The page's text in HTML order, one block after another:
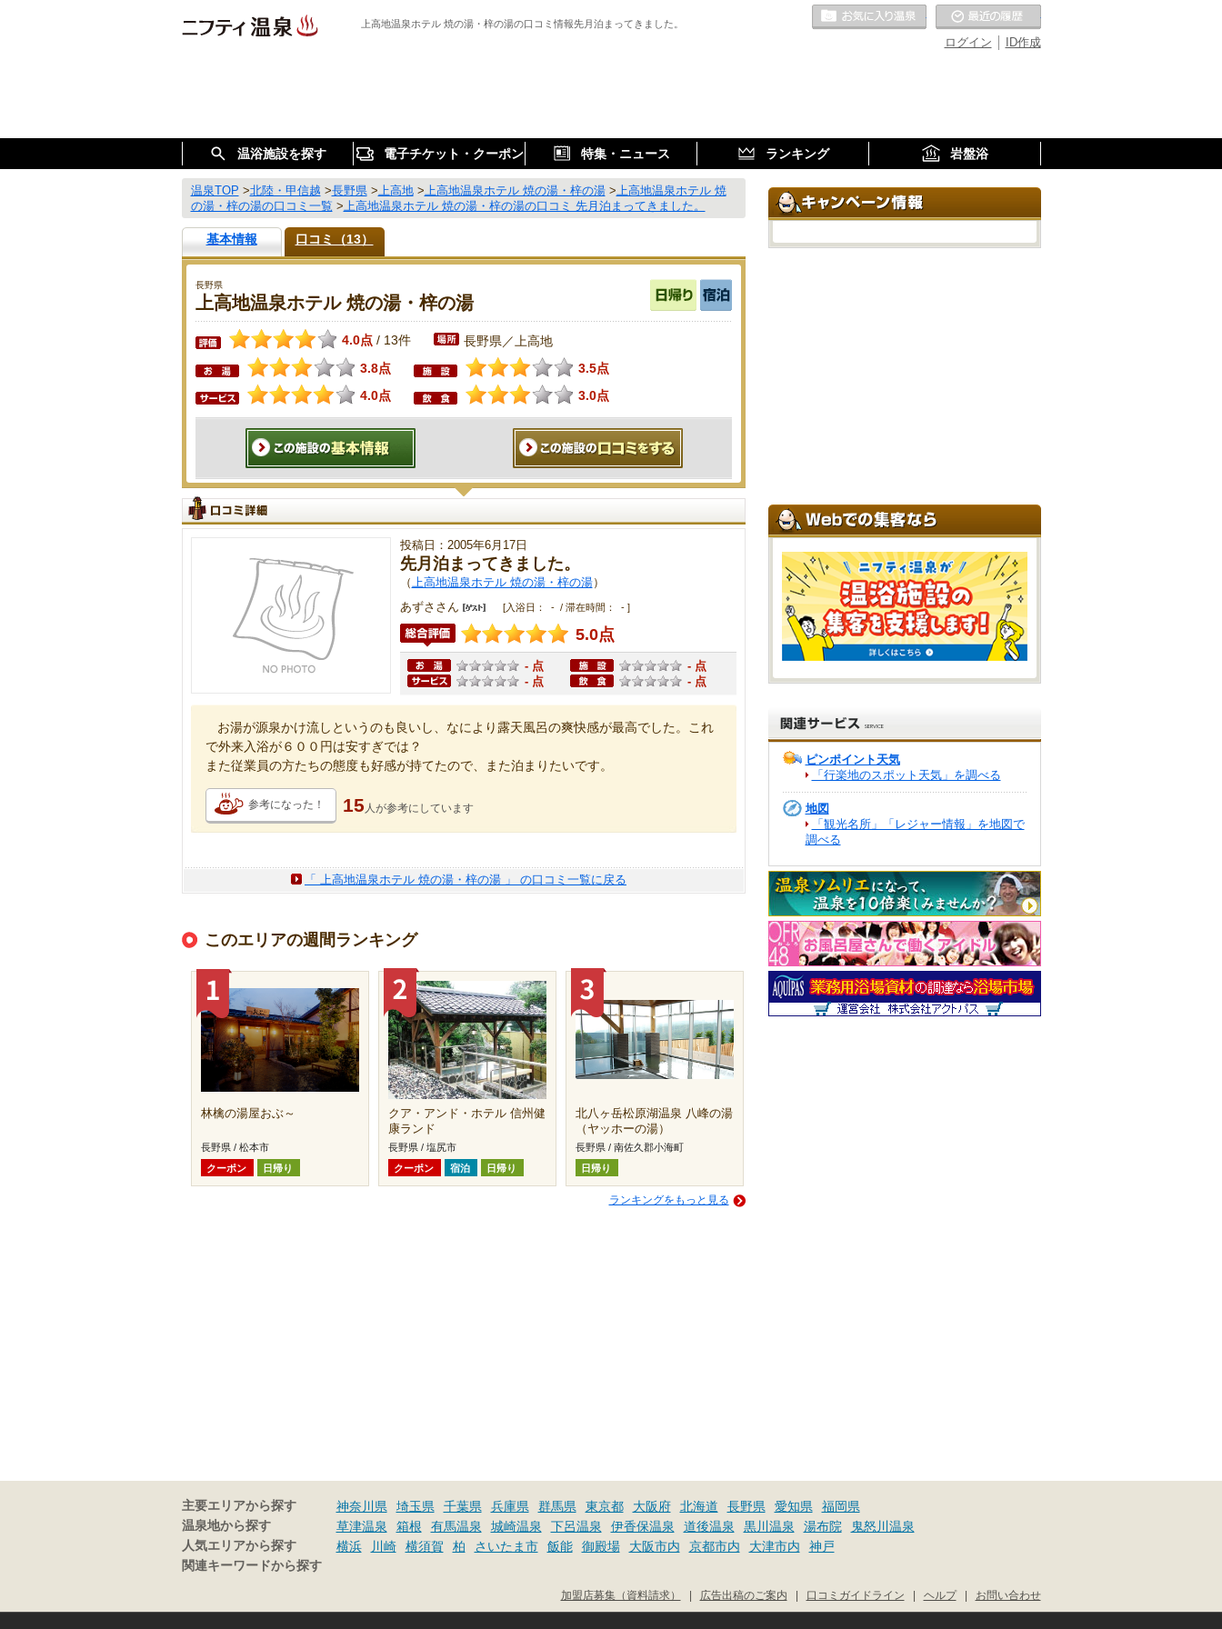
上高地温泉ホテル 焼の湯・梓の湯の口コミ情報先月泊まってきました。
ID作成
ログイン
お気に入りの温泉
温浴施設を探す 電子チケット・クーポン 特集・ニュース ランキング 岩盤浴
温泉TOP >北陸・甲信越 >長野県>上高地>上高地温泉ホテル 焼の湯・梓の湯>上高地温泉ホテル 焼
の湯・梓の湯の口コミ一覧 >上高地温泉ホテル 焼の湯・梓の湯の口コミ 先月泊まってきました。
基本情報 口コミ（13）
長野県
上高地温泉ホテル 焼の湯・梓の湯
4.0点 / 13件 長野県／上高地
3.8点
3.5点
4.0点
3.0点
投稿日：2005年6月17日
先月泊まってきました。
（上高地温泉ホテル 焼の湯・梓の湯）
あずささん
[入浴日： - / 滞在時間： - ]
5.0点
- 点
- 点
- 点
- 点
お湯が源泉かけ流しというのも良いし、なにより露天風呂の爽快感が最高でした。これ
で外来入浴が６００円は安すぎでは？
また従業員の方たちの態度も好感が持てたので、また泊まりたいです。
参考になった！ 15 人が参考にしています
「 上高地温泉ホテル 焼の湯・梓の湯 」 の口コミ一覧に戻る
このエリアの週間ランキング
林檎の湯屋おぶ～
長野県 / 松本市
クーポン
日帰り
クア・アンド・ホテル 信州健
康ランド
長野県 / 塩尻市
クーポン
宿泊 日帰り
北八ヶ岳松原湖温泉 八峰の湯
（ヤッホーの湯）
長野県 / 南佐久郡小海町
日帰り
ランキングをもっと見る
ピンポイント天気
「行楽地のスポット天気」を調べる
地図
「観光名所」「レジャー情報」を地図で
調べる
主要エリアから探す 神奈川県 埼玉県 千葉県 兵庫県 群馬県 東京都 大阪府 北海道 長野県 愛知県 福岡県
温泉地から探す 草津温泉 箱根 有馬温泉 城崎温泉 下呂温泉 伊香保温泉 道後温泉 黒川温泉 湯布院 鬼怒川温泉
人気エリアから探す 横浜 川崎 横須賀 柏 さいたま市 飯能 御殿場 大阪市内 京都市内 大津市内 神戸
関連キーワードから探す
お問い合わせ
|
ヘルプ
|
口コミガイドライン
|
広告出稿のご案内
|
加盟店募集（資料請求）